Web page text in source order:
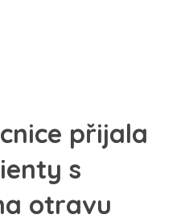
přijala
s
otravu